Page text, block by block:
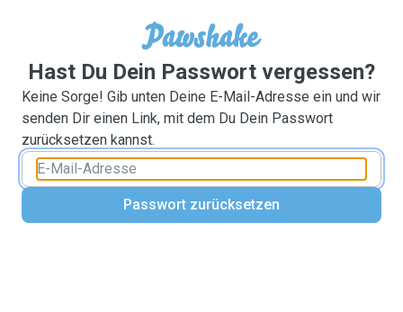
Hast Du Dein Passwort vergessen?
Keine Sorge! Gib unten Deine E-Mail-Adresse ein und wir
senden Dir einen Link, mit dem Du Dein Passwort
zurücksetzen kannst.
Passwort zurücksetzen